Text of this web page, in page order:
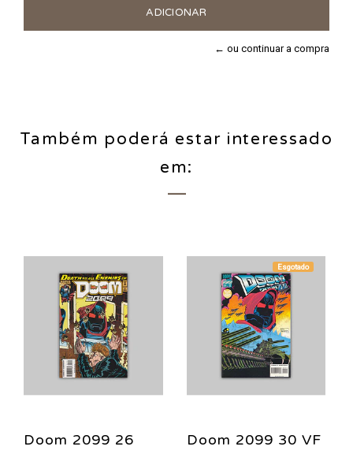
← ou continuar a compra
Também poderá estar interessado
em:
Doom 2099 26
Esgotado
Doom 2099 30 VF